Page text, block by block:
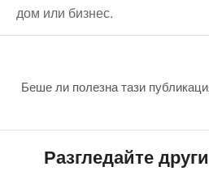
дом или бизнес.
Беше ли полезна тази
Разгледайте